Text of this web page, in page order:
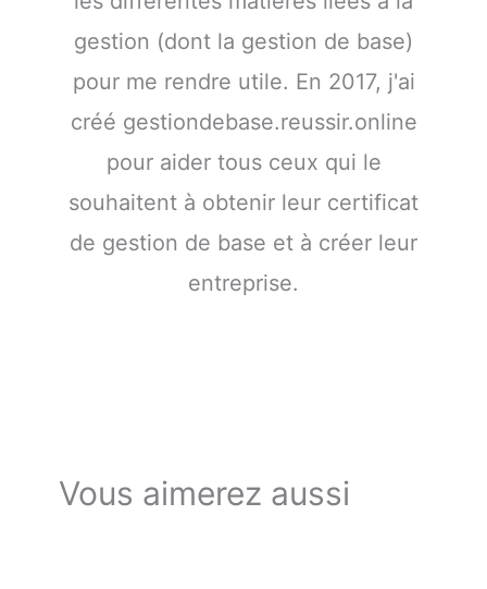
gestion (dont la gestion de base)
pour me rendre utile. En 2017, j'ai
créé gestiondebase.reussir.online
pour aider tous ceux qui le
souhaitent à obtenir leur certificat
de gestion de base et à créer leur
entreprise.
Vous aimerez aussi